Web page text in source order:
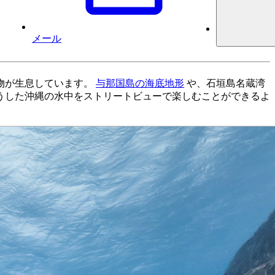
メール
生息しています。 与那国島の海底地形 や、石垣島名蔵湾
た沖縄の水中をストリートビューで楽しむことができるよ